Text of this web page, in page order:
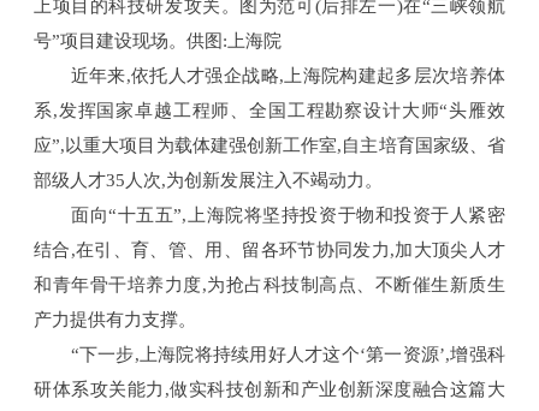
上项目的科技研发攻关。图为范可(后排左一)在“三峡领航
号”项目建设现场。供图:上海院
近年来,依托人才强企战略,上海院构建起多层次培养体
系,发挥国家卓越工程师、全国工程勘察设计大师“头雁效
应”,以重大项目为载体建强创新工作室,自主培育国家级、省
部级人才35人次,为创新发展注入不竭动力。
面向“十五五”,上海院将坚持投资于物和投资于人紧密
结合,在引、育、管、用、留各环节协同发力,加大顶尖人才
和青年骨干培养力度,为抢占科技制高点、不断催生新质生
产力提供有力支撑。
“下一步,上海院将持续用好人才这个‘第一资源’,增强科
研体系攻关能力,做实科技创新和产业创新深度融合这篇大